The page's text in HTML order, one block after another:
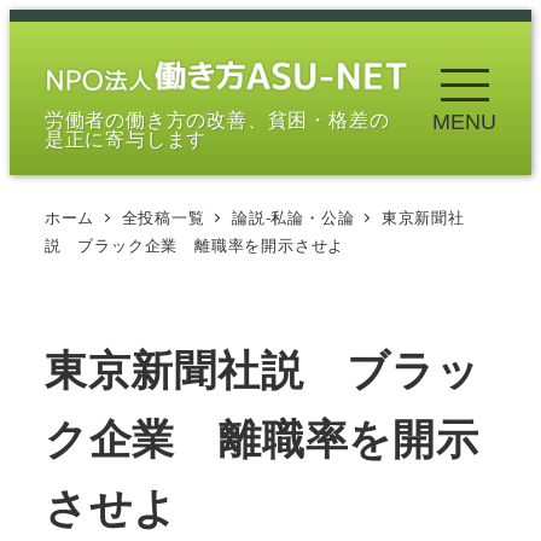
メ
労働者の働き方の改善、貧困・格差の
是正に寄与します
MENU
ホーム 全投稿一覧 論説-私論・公論
東京新聞社
説 ブラック企業 離職率を開示させよ
東京新聞社説 ブラッ
ク企業 離職率を開示
させよ